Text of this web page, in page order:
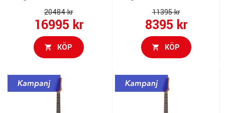
20484 kr
16995 kr
KÖP
11395 kr
8395 kr
KÖP